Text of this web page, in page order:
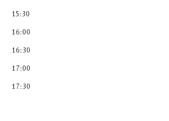
15:30
16:00
16:30
17:00
17:30